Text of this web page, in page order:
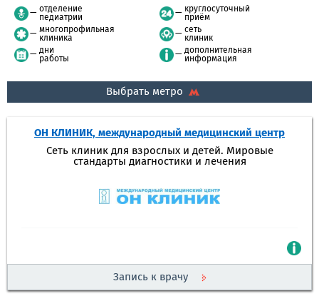
отделение
педиатрии
многопрофильная
клиника
дни
работы
круглосуточный
приём
сеть
клиник
дополнительная
информация
Выбрать метро
ОН КЛИНИК, международный медицинский центр
Сеть клиник для взрослых и детей. Мировые
стандарты диагностики и лечения
Запись к врачу